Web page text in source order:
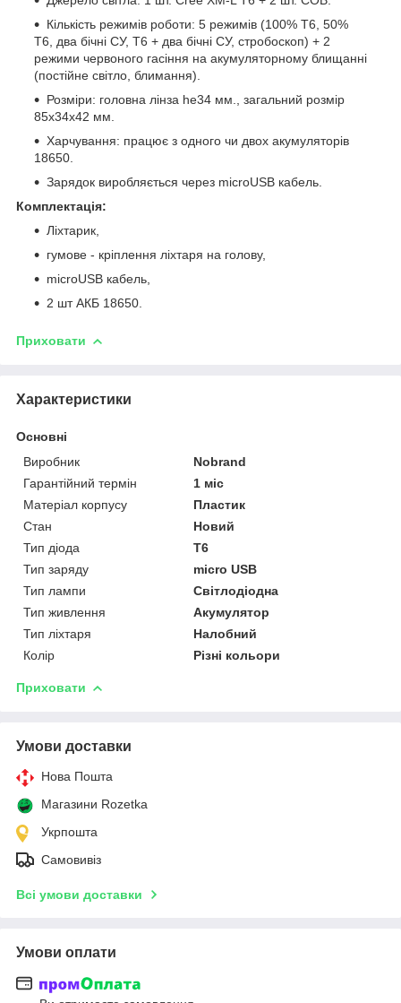
Кількість режимів роботи: 5 режимів (100% Т6, 50%
Т6, два бічні СУ, Т6 + два бічні СУ, стробоскоп) + 2
режими червоного гасіння на акумуляторному блищанні
(постійне світло, блимання).
Розміри: головна лінза he34 мм., загальний розмір
85x34x42 мм.
Харчування: працює з одного чи двох акумуляторів
18650.
Зарядок виробляється через microUSB кабель.
Комплектація:
Ліхтарик,
гумове - кріплення ліхтаря на голову,
microUSB кабель,
2 шт АКБ 18650.
Приховати
Характеристики
Основні
Виробник
Nobrand
Гарантійний термін
1 міс
Матеріал корпусу
Пластик
Стан
Новий
Тип діода
T6
Тип заряду
micro USB
Тип лампи
Світлодіодна
Тип живлення
Акумулятор
Тип ліхтаря
Налобний
Колір
Різні кольори
Приховати
Умови доставки
Нова Пошта
Магазини Rozetka
Укрпошта
Самовивіз
Всі умови доставки
Умови оплати